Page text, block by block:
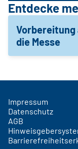
Entdecke
Vorbereitung
die Messe
Impressum
Datenschutz
AGB